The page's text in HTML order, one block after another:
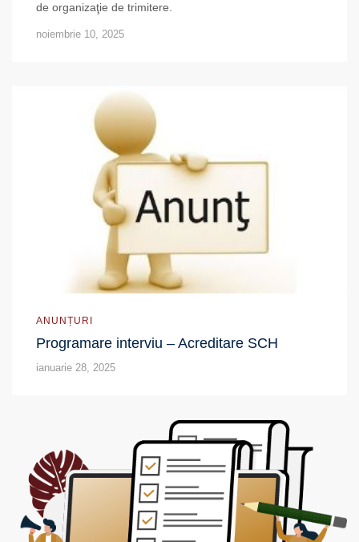
de organizaţie de trimitere.
noiembrie 10, 2025
ANUNȚURI
Programare interviu – Acreditare SCH
ianuarie 28, 2025